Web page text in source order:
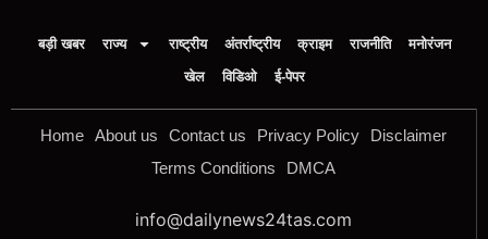
बड़ी खबर राज्य राष्ट्रीय अंतर्राष्ट्रीय क्राइम राजनीति
मनोरंजन
खेल
विडिओ ई-पेपर
Home About us Contact us Privacy Policy
Disclaimer
Terms Conditions
DMCA
info@dailynews24tas.com